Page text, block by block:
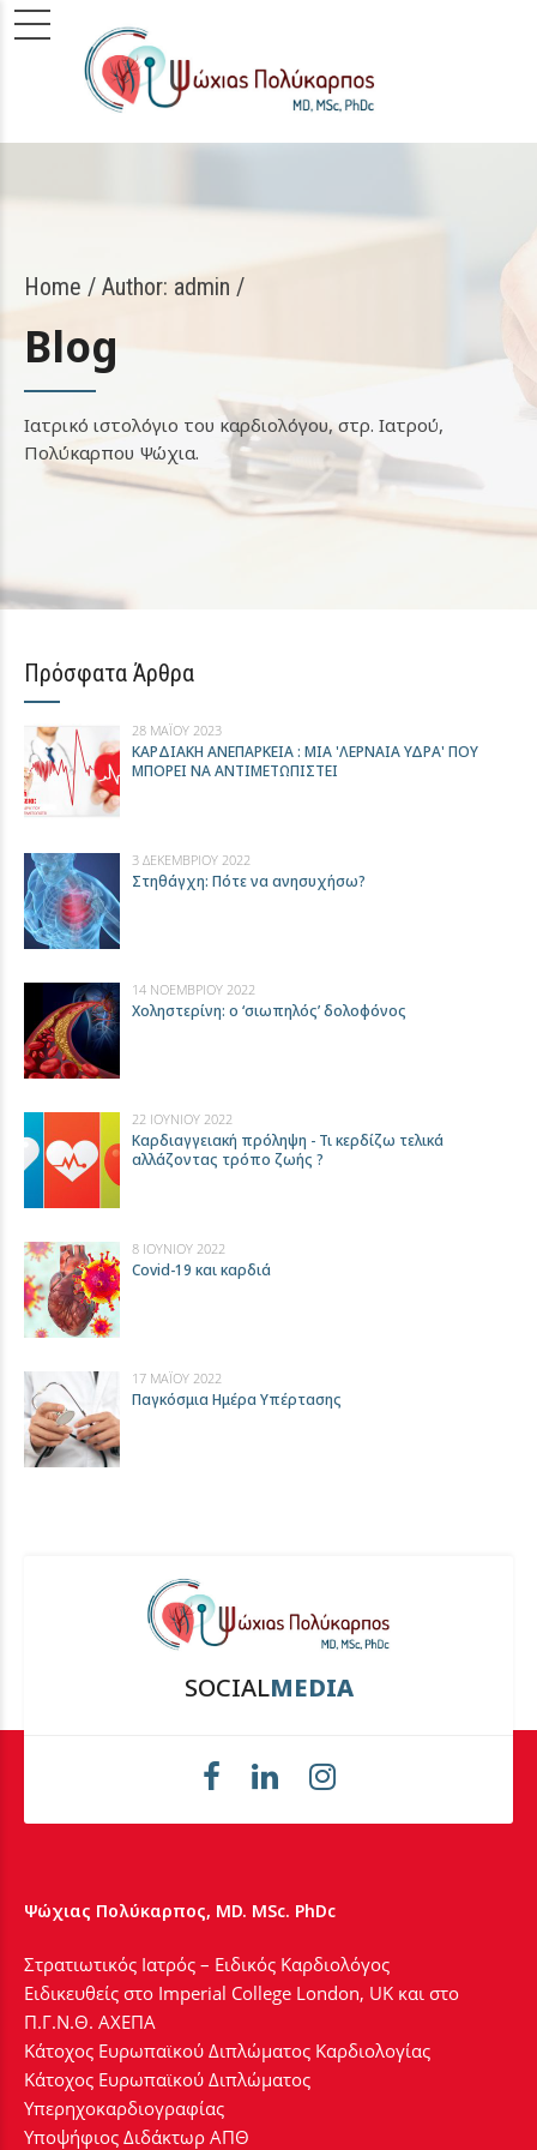
Home Author: admin /
Blog
Ιατρικό ιστολόγιο του καρδιολόγου, στρ. Ιατρού,
Πολύκαρπου Ψώχια.
Πρόσφατα Άρθρα
28 ΜΑΪ́ΟΥ 2023
ΚΑΡΔΙΑΚΗ ΑΝΕΠΑΡΚΕΙΑ : ΜΙΑ 'ΛΕΡΝΑΙΑ ΥΔΡΑ' ΠΟΥ
ΜΠΟΡΕΙ ΝΑ ΑΝΤΙΜΕΤΩΠΙΣΤΕΙ
3 ΔΕΚΕΜΒΡΊΟΥ 2022
Στηθάγχη: Πότε να ανησυχήσω?
14 ΝΟΕΜΒΡΊΟΥ 2022
Xοληστερίνη: ο ‘σιωπηλός’ δολοφόνος
22 ΙΟΥΝΊΟΥ 2022
Καρδιαγγειακή πρόληψη - Τι κερδίζω τελικά
αλλάζοντας τρόπο ζωής ?
8 ΙΟΥΝΊΟΥ 2022
Covid-19 και καρδιά
17 ΜΑΪ́ΟΥ 2022
Παγκόσμια Ημέρα Υπέρτασης
SOCIALMEDIA
Ψώχιας Πολύκαρπος, MD. MSc. PhDc
Στρατιωτικός Ιατρός – Ειδικός Καρδιολόγος
Ειδικευθείς στο Imperial College London, UK και στο
Π.Γ.Ν.Θ. ΑΧΕΠΑ
Κάτοχος Ευρωπαϊκού Διπλώματος Καρδιολογίας
Κάτοχος Ευρωπαϊκού Διπλώματος
Υπερηχοκαρδιογραφίας
Υποψήφιος Διδάκτωρ ΑΠΘ